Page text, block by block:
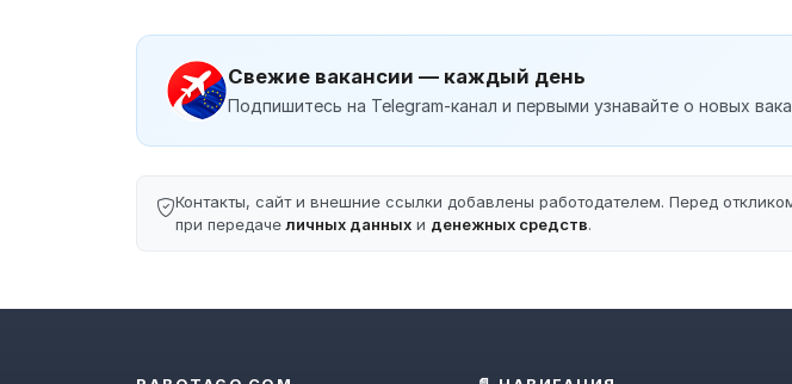
Свежие вакансии — каждый день
Подпишитесь на Telegram-канал и первыми узнавайте о новых
Контакты, сайт и внешние ссылки добавлены работодателем. Перед
при передачеличных данных и денежных средств.